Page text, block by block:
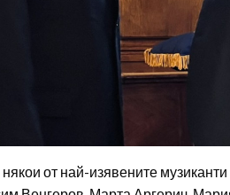
някои от най-изявените